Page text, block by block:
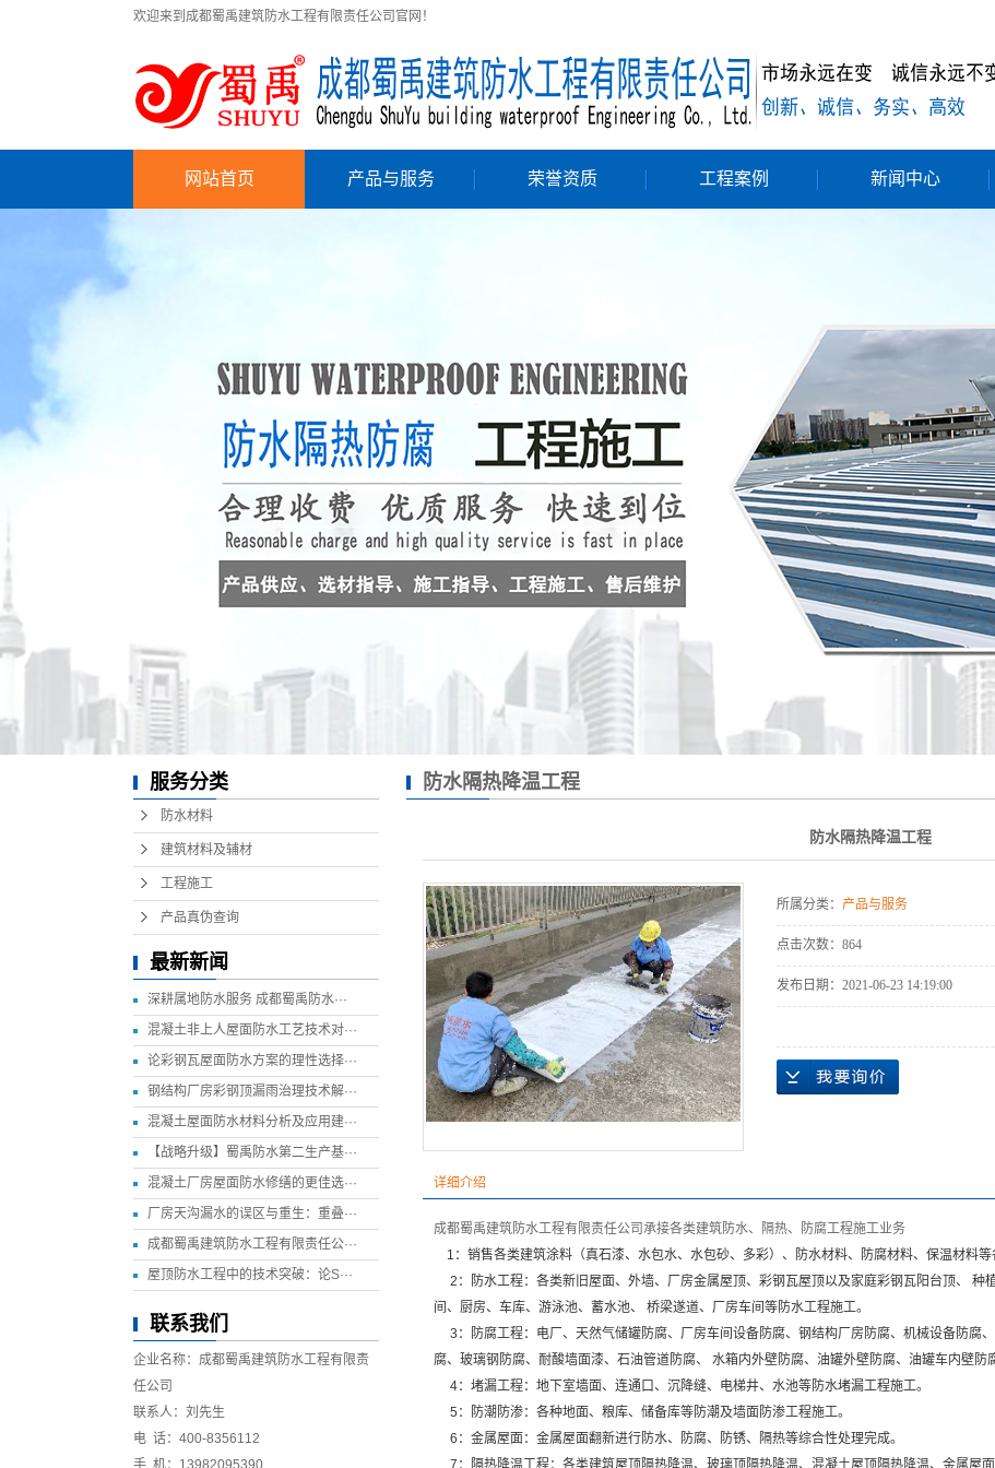
欢迎来到成都蜀禹建筑防水工程有限责任公司官网！
网站首页 产品与服务 荣誉资质 工程案例 新闻中心
服务分类
防水材料
建筑材料及辅材
工程施工
产品真伪查询
最新新闻
深耕属地防水服务 成都蜀禹防水···
混凝土非上人屋面防水工艺技术对···
论彩钢瓦屋面防水方案的理性选择···
钢结构厂房彩钢顶漏雨治理技术解···
混凝土屋面防水材料分析及应用建···
【战略升级】蜀禹防水第二生产基···
混凝土厂房屋面防水修缮的更佳选···
厂房天沟漏水的误区与重生：重叠···
成都蜀禹建筑防水工程有限责任公···
屋顶防水工程中的技术突破：论S···
联系我们
企业名称：成都蜀禹建筑防水工程有限责
任公司
联系人：刘先生
电 话：400-8356112
手 机：13982095390
防水隔热降温工程
防水隔热降温工程
所属分类： 产品与服务
点击次数： 864
发布日期： 2021-06-23 14:19:00
详细介绍
成都蜀禹建筑防水工程有限责任公司 承接各类建筑防水、隔热、防腐工程施工业务
1：销售各类建筑涂料（真石漆、水包水、水包砂、多彩）、防水材料、防腐材料、保温材料等
2：防水工程：各类新旧屋面、外墙、厂房金属屋顶、彩钢瓦屋顶以及家庭彩钢瓦阳台顶、 种
间、厨房、车库、游泳池、蓄水池、 桥梁遂道、厂房车间等防水工程施工。
3：防腐工程：电厂、天然气储罐防腐、厂房车间设备防腐、钢结构厂房防腐、机械设备防腐
腐、玻璃钢防腐、耐酸墙面漆、石油管道防腐、 水箱内外壁防腐、油罐外壁防腐、油罐车内壁防
4：堵漏工程：地下室墙面、连通口、沉降缝、电梯井、水池等防水堵漏工程施工。
5：防潮防渗：各种地面、粮库、储备库等防潮及墙面防渗工程施工。
6：金属屋面：金属屋面翻新进行防水、防腐、防锈、隔热等综合性处理完成。
7：隔热降温工程：各类建筑屋顶隔热降温、玻璃顶隔热降温、混凝土屋顶隔热降温、金属屋